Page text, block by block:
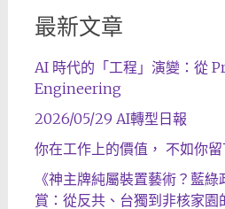
最新文章
AI 時代的「工程」演變：從
Engineering
2026/05/29 AI轉型日報
你在工作上的價值， 不如你
《神主牌純屬裝置藝術？藍
賞：從反共、台獨到非核家園